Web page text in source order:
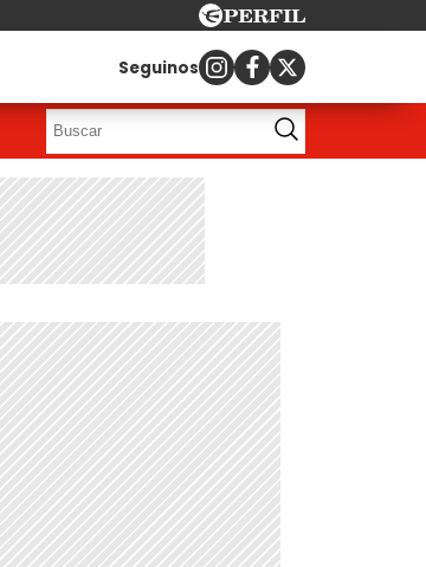
Seguinos